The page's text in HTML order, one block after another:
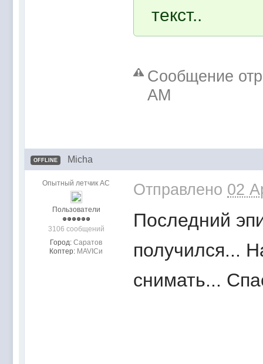
текст..
Сообщение
AM
OFFLINE Micha
Опытный летчик АС
Пользователи
3106 сообщений
Город: Саратов
Коптер: MAVICи
Отправлено 02
Последний
получился...
снимать...